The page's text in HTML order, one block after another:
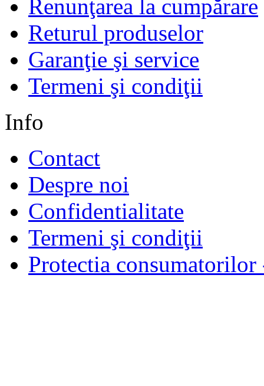
Renunţarea la cumpărare
Returul produselor
Garanţie şi service
Termeni şi condiţii
Info
Contact
Despre noi
Confidentialitate
Termeni şi condiţii
Protectia